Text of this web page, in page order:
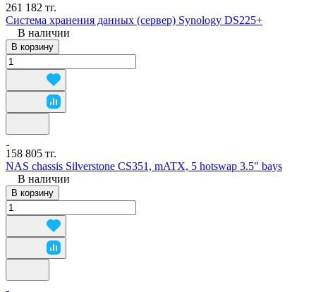
261 182 тг.
Система хранения данных (сервер) Synology DS225+
В наличии
В корзину
158 805 тг.
NAS chassis Silverstone CS351, mATX, 5 hotswap 3.5" bays
В наличии
В корзину